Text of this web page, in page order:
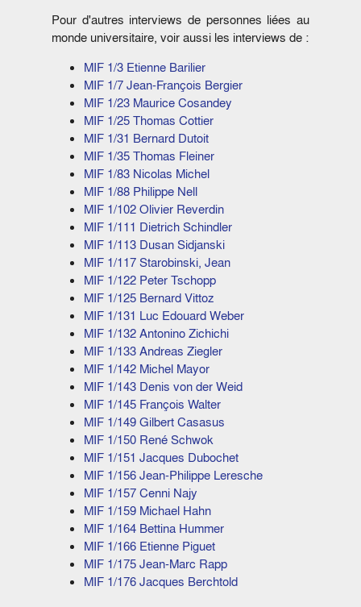
Pour d'autres interviews de personnes liées au
monde universitaire, voir aussi les interviews de :
MIF 1/3 Etienne Barilier
MIF 1/7 Jean-François Bergier
MIF 1/23 Maurice Cosandey
MIF 1/25 Thomas Cottier
MIF 1/31 Bernard Dutoit
MIF 1/35 Thomas Fleiner
MIF 1/83 Nicolas Michel
MIF 1/88 Philippe Nell
MIF 1/102 Olivier Reverdin
MIF 1/111 Dietrich Schindler
MIF 1/113 Dusan Sidjanski
MIF 1/117 Starobinski, Jean
MIF 1/122 Peter Tschopp
MIF 1/125 Bernard Vittoz
MIF 1/131 Luc Edouard Weber
MIF 1/132 Antonino Zichichi
MIF 1/133 Andreas Ziegler
MIF 1/142 Michel Mayor
MIF 1/143 Denis von der Weid
MIF 1/145 François Walter
MIF 1/149 Gilbert Casasus
MIF 1/150 René Schwok
MIF 1/151 Jacques Dubochet
MIF 1/156 Jean-Philippe Leresche
MIF 1/157 Cenni Najy
MIF 1/159 Michael Hahn
MIF 1/164 Bettina Hummer
MIF 1/166 Etienne Piguet
MIF 1/175 Jean-Marc Rapp
MIF 1/176 Jacques Berchtold